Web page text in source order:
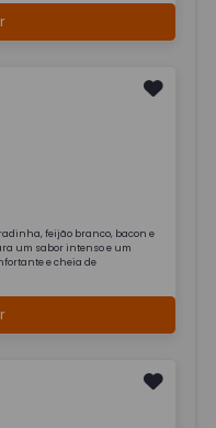
feijão branco, bacon e
um sabor intenso e um
e cheia de